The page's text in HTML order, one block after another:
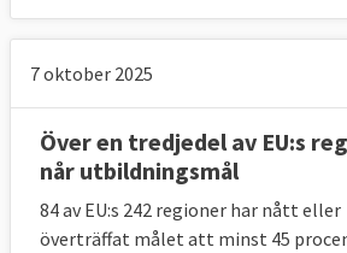
7 oktober 2025
Över en tredjedel av EU:s
når utbildningsmål
84 av EU:s 242 regioner har nått eller
överträffat målet att minst 45